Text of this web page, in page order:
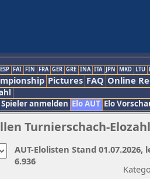
ESP FAI FIN FRA GER GRE INA ITA JPN MKD LTU
Pictures FAQ Online
Spieler anmelden Elo AUT Elo
Turnierschach-
AUT-Elolisten Stand
6.936